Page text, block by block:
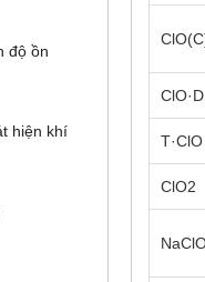
độ ồn
hiện khí
T·ClO
ClO2